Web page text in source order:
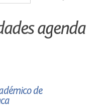
agenda
de